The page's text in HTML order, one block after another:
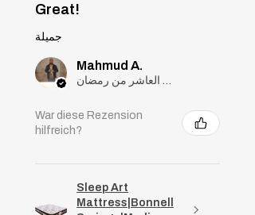
Great!
جميلة
Mahmud A.
War diese Rezension
hilfreich?
Sleep Art
Mattress|Bonnell